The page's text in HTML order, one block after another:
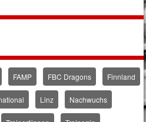
FAMP FBC Dragons Finnland
Linz Nachwuchs